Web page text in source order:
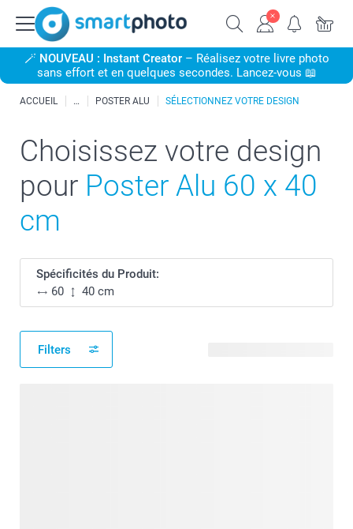
🪄 NOUVEAU : Instant Creator– Réalisez votre livre photo
sans effort et en quelques secondes. Lancez-vous 📖
ACCUEIL POSTER ALU SÉLECTIONNEZ VOTRE DESIGN
Choisissez votre design
pour Poster Alu 60 x 40
cm
Spécificités du Produit:
60
40 cm
Filters